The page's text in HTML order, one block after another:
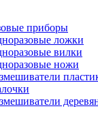
приборы
ложки
вилки
ножи